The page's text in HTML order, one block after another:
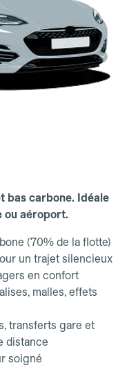
bas carbone. Idéale
ou aéroport.
(70% de la flotte)
un trajet silencieux
en confort
malles, effets
transferts gare et
distance
soigné